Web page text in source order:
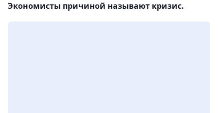
Экономисты причиной называют кризис.